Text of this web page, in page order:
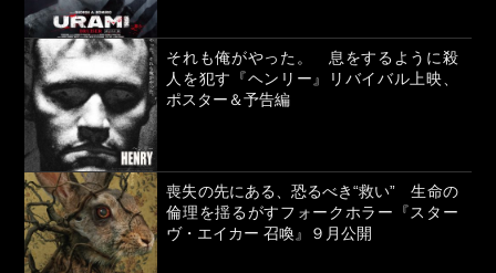
それも俺がやった。 息をするように殺
人を犯す『ヘンリー』リバイバル上映、
ポスター＆予告編
喪失の先にある、恐るべき“救い” 生命の
倫理を揺るがすフォークホラー『スター
ヴ・エイカー 召喚』９月公開